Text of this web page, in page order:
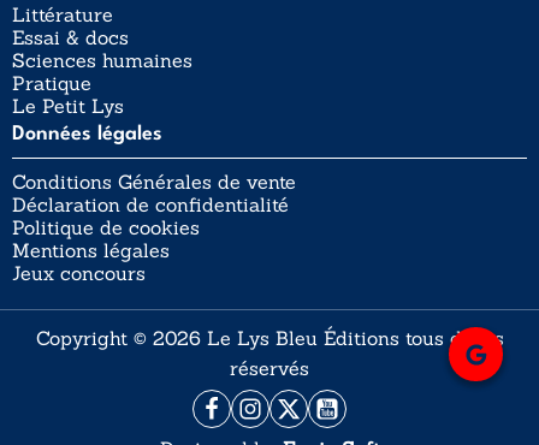
Littérature
Essai & docs
Sciences humaines
Pratique
Le Petit Lys
Données légales
Conditions Générales de vente
Déclaration de confidentialité
Politique de cookies
Mentions légales
Jeux concours
Copyright © 2026 Le Lys Bleu Éditions tous droits
réservés